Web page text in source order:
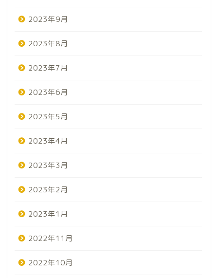
2023年9月
2023年8月
2023年7月
2023年6月
2023年5月
2023年4月
2023年3月
2023年2月
2023年1月
2022年11月
2022年10月